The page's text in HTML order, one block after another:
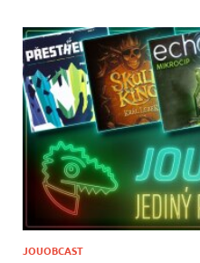
JOUOBCAST